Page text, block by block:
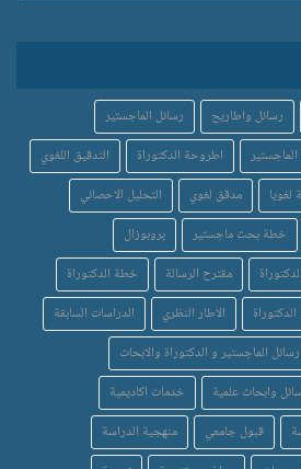
رسائل واطاريح
رسائل الماجستير
اطروحة الدكتوراة
التدقيق اللغوي
لغويا مدقق لغوي
التحليل الاحصائي
خطة بحث ماجستير
بروبوزال
مقترح الرسالة
خطة الدكتوراة
الاطار النظري
الدراسات السابقة
الماجستير و الدكتوراة والابحاث
وابحاث علمية
خدمات اكاديمية
قبول جامعي
منهجية الدراسة